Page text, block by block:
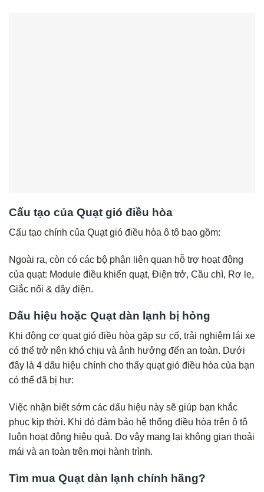
Cấu tạo của Quạt gió điều hòa
Cấu tạo chính của Quạt gió điều hòa ô tô bao gồm:
Ngoài ra, còn có các bộ phận liên quan hỗ trợ hoạt động
của quạt: Module điều khiển quạt, Điện trở, Cầu chì, Rơ le,
Giắc nối & dây điện.
Dấu hiệu hoặc Quạt dàn lạnh bị hỏng
Khi động cơ quạt gió điều hòa gặp sự cố, trải nghiệm lái xe
có thể trở nên khó chịu và ảnh hưởng đến an toàn. Dưới
đây là 4 dấu hiệu chính cho thấy quạt gió điều hòa của bạn
có thể đã bị hư:
Việc nhận biết sớm các dấu hiệu này sẽ giúp bạn khắc
phục kịp thời. Khi đó đảm bảo hệ thống điều hòa trên ô tô
luôn hoạt động hiệu quả. Do vậy mang lại không gian thoải
mái và an toàn trên mọi hành trình.
Tìm mua Quạt dàn lạnh chính hãng?